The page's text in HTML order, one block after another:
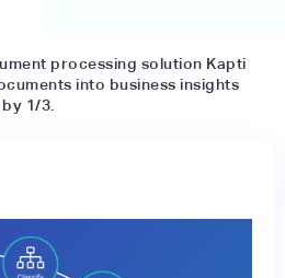
processing solution Kapti
into business insights
1/3.